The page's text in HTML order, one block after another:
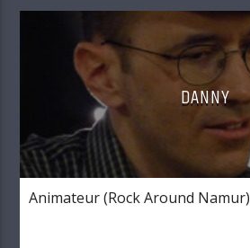
DANNY
Animateur (Rock Around Namur)